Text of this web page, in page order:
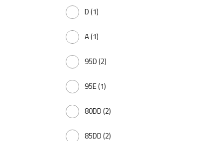
D(1)
A(1)
95D(2)
95E(1)
80DD(2)
85DD(2)